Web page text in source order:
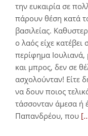
την ευκαιρία σε
πάρουν θέση κατά
βασιλείας.
ο λαός είχε
περίφημα
και μπρος, δεν σε
ασχολούνταν! Είτε
να δουν ποιος
τάσσονταν άμεσα ή
Παπανδρέου, που